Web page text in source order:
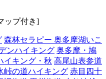
ップ付き]
森林セラピー 奥多摩湖いこ
ンハイキング 奥多摩・鳩
イキング・秋 高尾山表参道
峠の道ハイキング 赤目四十